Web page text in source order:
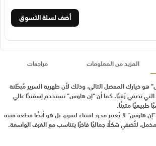
أضف لسلة التسوق
خيارك المفضل التالي، وذلك لأن ظهرية السرير مُبطّنة
التي تضفي رُقيًا. كما أن "إن هاوس" تستخدم إسفنجًا عالي
طبيعيًا متينًا.
هاوس" لا يُعتبر مجرد اقتناء لسرير، بل هو أيضًا قطعة فنية
لتُضفي شكلًا جماليًا فاخرًا يتناسب مع الغرف الواسعة.
المزيد من المعلومات مراجعات